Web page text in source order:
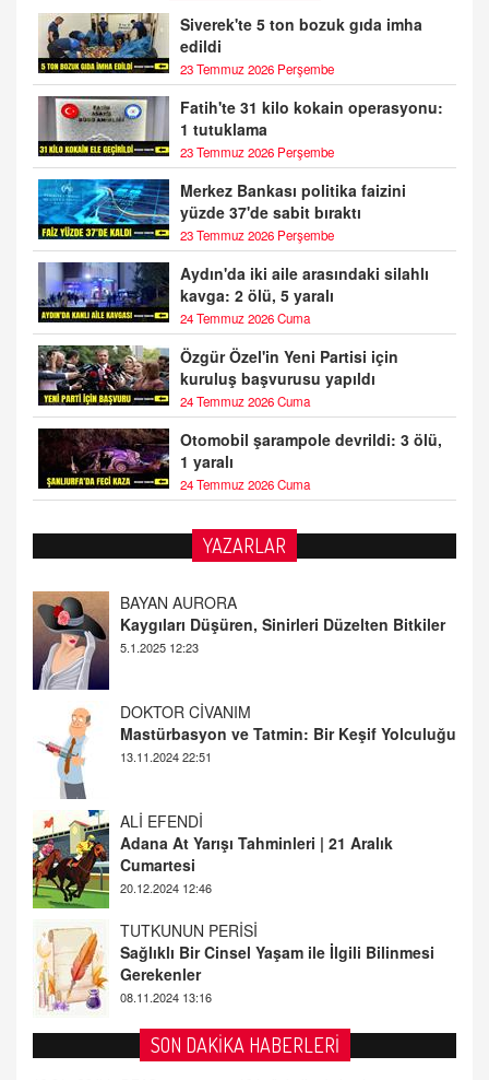
Siverek'te 5 ton bozuk gıda imha
edildi
23 Temmuz 2026 Perşembe
Fatih'te 31 kilo kokain operasyonu:
1 tutuklama
23 Temmuz 2026 Perşembe
Merkez Bankası politika faizini
yüzde 37'de sabit bıraktı
23 Temmuz 2026 Perşembe
Aydın'da iki aile arasındaki silahlı
kavga: 2 ölü, 5 yaralı
24 Temmuz 2026 Cuma
Özgür Özel'in Yeni Partisi için
kuruluş başvurusu yapıldı
24 Temmuz 2026 Cuma
Otomobil şarampole devrildi: 3 ölü,
1 yaralı
24 Temmuz 2026 Cuma
YAZARLAR
DOKTOR CİVANIM
Mastürbasyon ve Tatmin: Bir Keşif Yolculuğu
13.11.2024 22:51
ALİ EFENDİ
Adana At Yarışı Tahminleri | 21 Aralık
Cumartesi
TUTKUNUN PERİSİ
Sağlıklı Bir Cinsel Yaşam ile İlgili Bilinmesi
Gerekenler
08.11.2024 13:16
FARUK ÖNALAN
Tezkere Onaylanmasaydı…
2 Kasım 2021 Salı 00:11
AV. DOĞAN CAN DOĞAN
Kişisel verilerin korunması ve dijital hukukun
SON DAKİKA HABERLERİ